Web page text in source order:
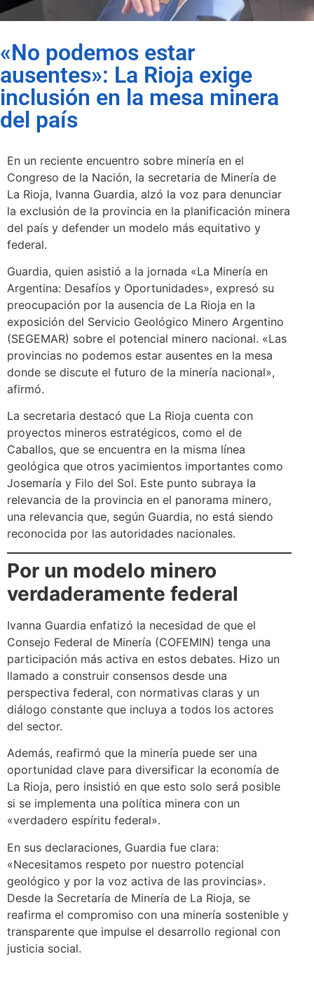
«No podemos estar
ausentes»: La Rioja exige
inclusión en la mesa minera
del país
En un reciente encuentro sobre minería en el
Congreso de la Nación, la secretaria de Minería de
La Rioja, Ivanna Guardia, alzó la voz para denunciar
la exclusión de la provincia en la planificación minera
del país y defender un modelo más equitativo y
federal.
Guardia, quien asistió a la jornada «La Minería en
Argentina: Desafíos y Oportunidades», expresó su
preocupación por la ausencia de La Rioja en la
exposición del Servicio Geológico Minero Argentino
(SEGEMAR) sobre el potencial minero nacional. «Las
provincias no podemos estar ausentes en la mesa
donde se discute el futuro de la minería nacional»,
afirmó.
La secretaria destacó que La Rioja cuenta con
proyectos mineros estratégicos, como el de
Caballos, que se encuentra en la misma línea
geológica que otros yacimientos importantes como
Josemaría y Filo del Sol. Este punto subraya la
relevancia de la provincia en el panorama minero,
una relevancia que, según Guardia, no está siendo
reconocida por las autoridades nacionales.
Por un modelo minero
verdaderamente federal
Ivanna Guardia enfatizó la necesidad de que el
Consejo Federal de Minería (COFEMIN) tenga una
participación más activa en estos debates. Hizo un
llamado a construir consensos desde una
perspectiva federal, con normativas claras y un
diálogo constante que incluya a todos los actores
del sector.
Además, reafirmó que la minería puede ser una
oportunidad clave para diversificar la economía de
La Rioja, pero insistió en que esto solo será posible
si se implementa una política minera con un
«verdadero espíritu federal».
En sus declaraciones, Guardia fue clara:
«Necesitamos respeto por nuestro potencial
geológico y por la voz activa de las provincias».
Desde la Secretaría de Minería de La Rioja, se
reafirma el compromiso con una minería sostenible y
transparente que impulse el desarrollo regional con
justicia social.